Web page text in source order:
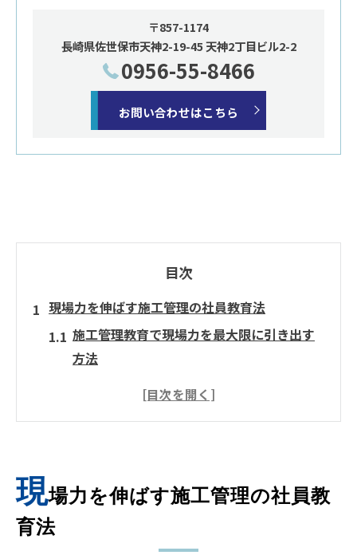
〒857-1174
長崎県佐世保市天神2-19-45 天神2丁目ビル2-2
0956-55-8466
お問い合わせはこちら
目次
現場力を伸ばす施工管理の社員教育法
施工管理教育で現場力を最大限に引き出す
方法
現場監督の成長に繋がる施工管理の指導ノ
建設業の新人も安心できる施工管理カリキ
ュラム
現場力を伸ばす施工管理の社員教
育法